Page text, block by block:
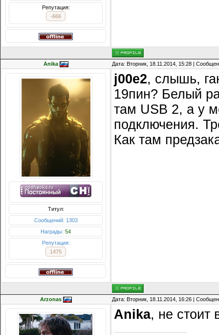
Репутация:
-666
Anika Дата: Вторник, 18.11.2014, 15:28 |
Титул:
Сообщений: 1303
Награды: 54
Репутация:
1475
j00e2, слышь,
19пин? Белый
там USB 2, а у
подключения.
Как там
Arzonas Дата: Вторник, 18.11.2014, 16:26 |
Anika, не стоит